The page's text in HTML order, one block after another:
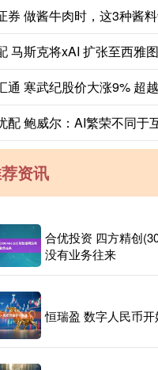
资讯
合优投资 四方精创
没有业务往来
恒瑞盈 数字人民币开